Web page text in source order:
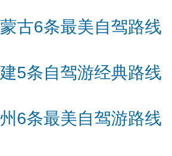
古6条最美自驾路线
5条自驾游经典路线
6条最美自驾游路线